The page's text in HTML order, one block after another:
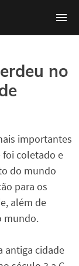
no
importantes
foi coletado e
do mundo
para os
além de
mundo.
antiga cidade